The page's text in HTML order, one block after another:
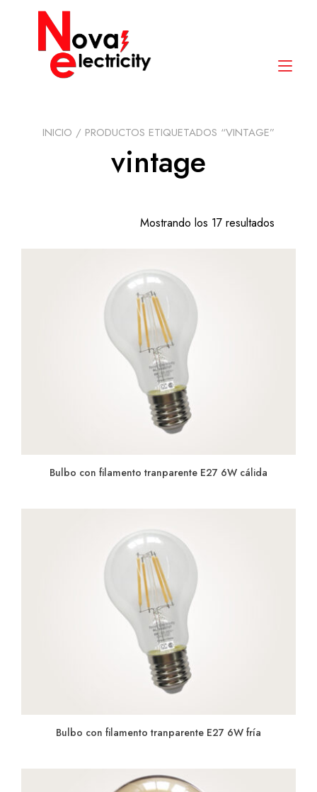
contenido
INICIO / PRODUCTOS ETIQUETADOS “VINTAGE”
vintage
Mostrando los 17 resultados
Bulbo con filamento tranparente E27 6W cálida
Bulbo con filamento tranparente E27 6W fría